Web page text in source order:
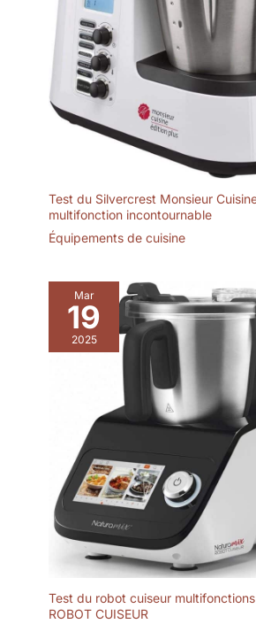
Test du Silvercrest Monsieur
multifonction incontournable
Équipements de cuisine
Mar
19
2025
Test du robot cuiseur
ROBOT CUISEUR